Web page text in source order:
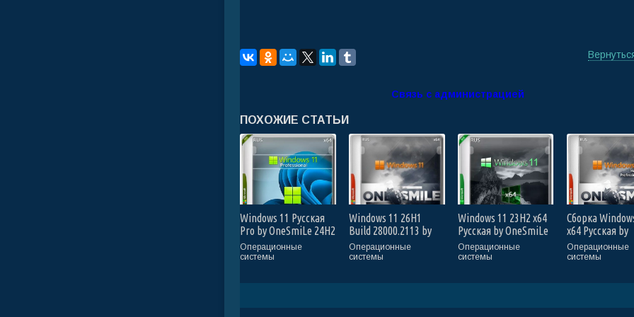
Связь с администрацией
ПОХОЖИЕ СТАТЬИ
Windows 11 Русская
Pro by OneSmiLe 24H2
build 26100.2454
(Ru/2024)
Операционные
системы
Windows 11 26H1
Build 28000.2113 by
OneSmiLe (RUS/2026)
Операционные
системы
Windows 11 23H2 x64
Русская by OneSmiLe
(22635.3209) (Ru/2024)
Операционные
системы
Сборка
x64 Русская by
OneSmiLe
(22631.4169)
Операционные
системы